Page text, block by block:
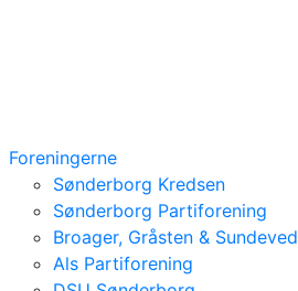
Foreningerne
Sønderborg Kredsen
Sønderborg Partiforening
Broager, Gråsten & Sundeved
Als Partiforening